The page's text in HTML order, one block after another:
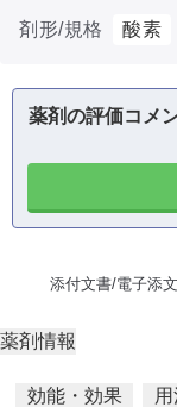
剤形/規格
酸素
薬剤の評価コメ
添付文書/電子添文
薬剤情報
効能・効果